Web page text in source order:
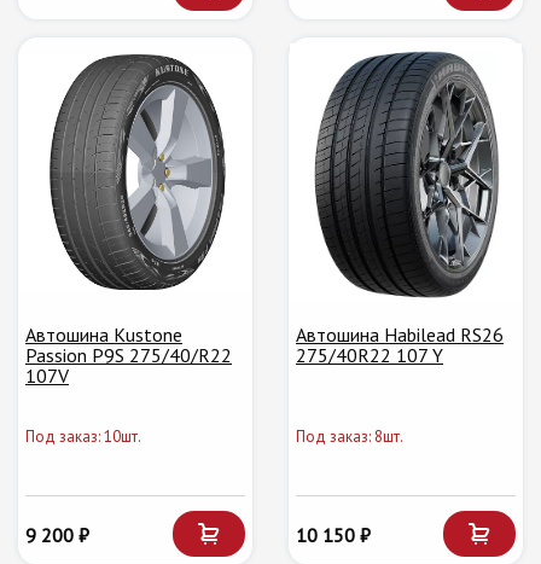
Автошина Kustone
Passion P9S 275/40/R22
107V
Под заказ: 10шт.
9 200 ₽
Автошина Habilead RS26
275/40R22 107 Y
Под заказ: 8шт.
10 150 ₽